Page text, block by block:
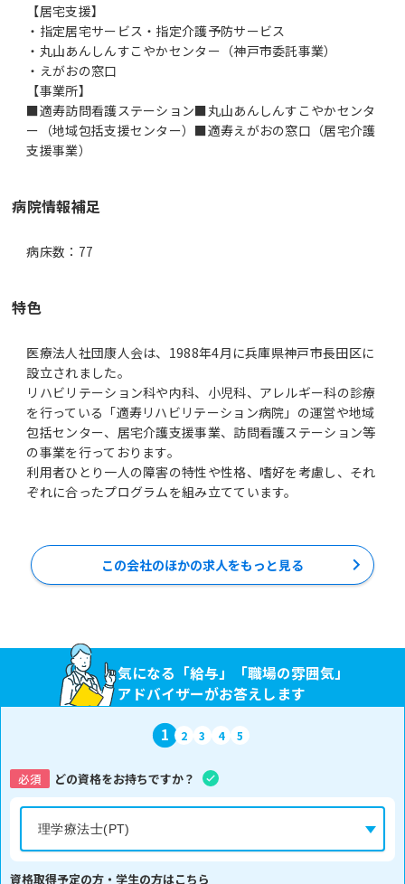
【居宅支援】
・指定居宅サービス・指定介護予防サービス
・丸山あんしんすこやかセンター（神戸市委託事業）
・えがおの窓口
【事業所】
■適寿訪問看護ステーション■丸山あんしんすこやかセンタ
ー（地域包括支援センター）■適寿えがおの窓口（居宅介護
支援事業）
病院情報補足
病床数：77
特色
医療法人社団康人会は、1988年4月に兵庫県神戸市長田区に
設立されました。
リハビリテーション科や内科、小児科、アレルギー科の診療
を行っている「適寿リハビリテーション病院」の運営や地域
包括センター、居宅介護支援事業、訪問看護ステーション等
の事業を行っております。
利用者ひとり一人の障害の特性や性格、嗜好を考慮し、それ
ぞれに合ったプログラムを組み立てています。
この会社のほかの求人をもっと見る
気になる「給与」「職場の雰囲気」
アドバイザーがお答えします
1 2 3 4 5
必須 どの資格をお持ちですか？
資格取得予定の方・学生の方はこちら